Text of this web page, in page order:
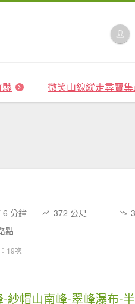
微笑山線縱走尋寶
6 分鐘 372 公尺
點
19次